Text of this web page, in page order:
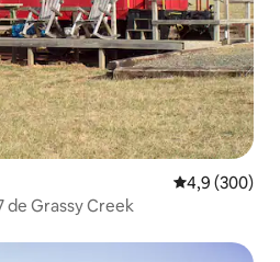
Évaluation
4,9 (300)
de Grassy Creek